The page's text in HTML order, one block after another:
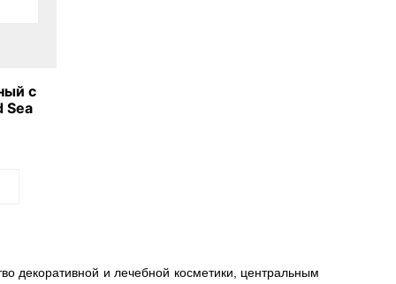
с
Sea
декоративной и лечебной косметики, центральным